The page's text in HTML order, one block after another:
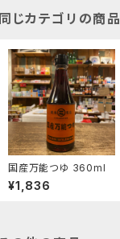
同じカテゴリの商品
国産万能つゆ 360ml
¥1,836